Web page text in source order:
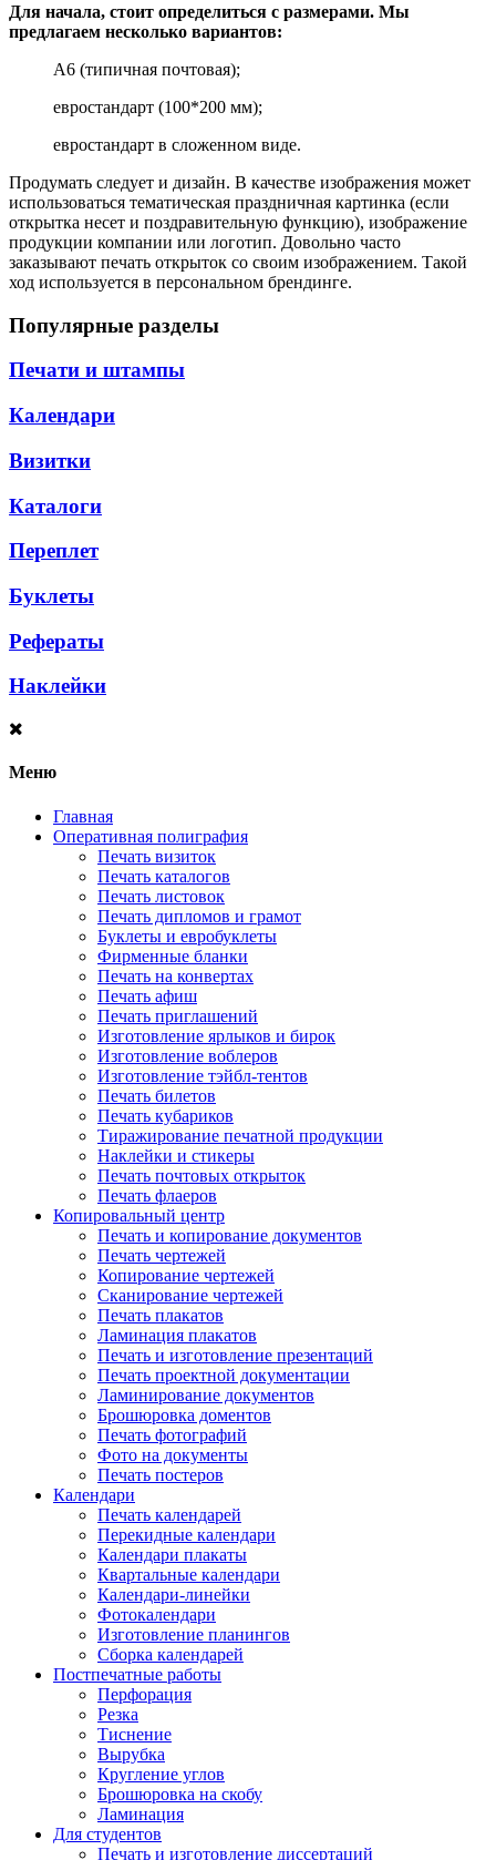
Для начала, стоит определиться с размерами. Мы
предлагаем несколько вариантов:
А6 (типичная почтовая);
евростандарт (100*200 мм);
евростандарт в сложенном виде.
Продумать следует и дизайн. В качестве изображения может
использоваться тематическая праздничная картинка (если
открытка несет и поздравительную функцию), изображение
продукции компании или логотип. Довольно часто
заказывают печать открыток со своим изображением. Такой
ход используется в персональном брендинге.
Популярные разделы
Печати и штампы
Календари
Визитки
Каталоги
Переплет
Буклеты
Рефераты
Наклейки
Меню
Главная
Оперативная полиграфия
Печать визиток
Печать каталогов
Печать листовок
Печать дипломов и грамот
Буклеты и евробуклеты
Фирменные бланки
Печать на конвертах
Печать афиш
Печать приглашений
Изготовление ярлыков и бирок
Изготовление воблеров
Изготовление тэйбл-тентов
Печать билетов
Печать кубариков
Тиражирование печатной продукции
Наклейки и стикеры
Печать почтовых открыток
Печать флаеров
Копировальный центр
Печать и копирование документов
Печать чертежей
Копирование чертежей
Сканирование чертежей
Печать плакатов
Ламинация плакатов
Печать и изготовление презентаций
Печать проектной документации
Ламинирование документов
Брошюровка доментов
Печать фотографий
Фото на документы
Печать постеров
Календари
Печать календарей
Перекидные календари
Календари плакаты
Квартальные календари
Календари-линейки
Фотокалендари
Изготовление планингов
Сборка календарей
Постпечатные работы
Перфорация
Резка
Тиснение
Вырубка
Кругление углов
Брошюровка на скобу
Ламинация
Для студентов
Печать и изготовление диссертаций